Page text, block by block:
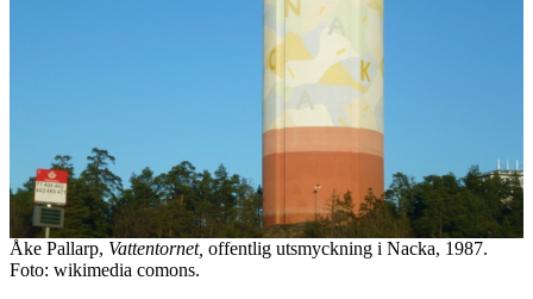
Åke Pallarp, Vattentornet, offentlig utsmyckning i Nacka, 1987.
Foto: wikimedia comons.